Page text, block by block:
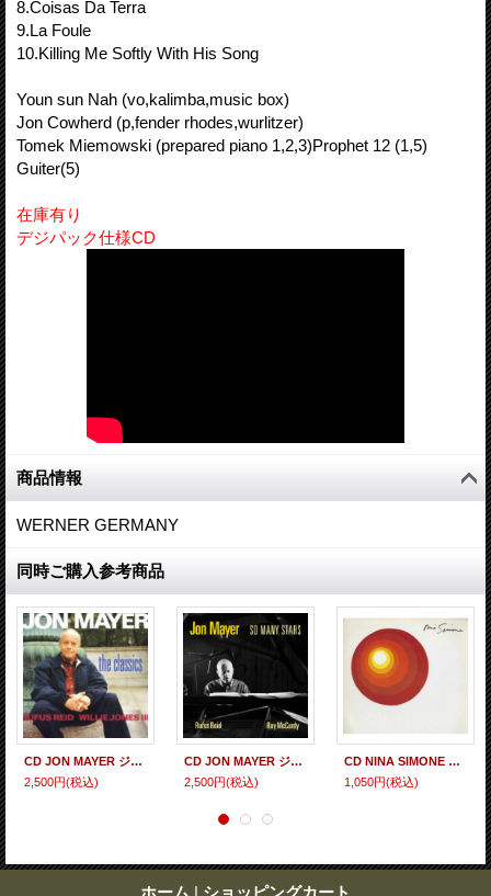
8.Coisas Da Terra
9.La Foule
10.Killing Me Softly With His Song
Youn sun Nah (vo,kalimba,music box)
Jon Cowherd (p,fender rhodes,wurlitzer)
Tomek Miemowski (prepared piano 1,2,3)Prophet 12 (1,5)
Guiter(5)
在庫有り
デジパック仕様CD
商品情報
WERNER GERMANY
同時ご購入参考商品
CD JON MAYER ジョン・メイヤー / THE CLASSICS
2,500円(税込)
CD JON MAYER ジョン・メイヤー / SO MANY STARS
2,500円(税込)
CD NINA SIMONE ニーナ・シモン / HERE COMES THE SUN ヒア・カムズ・ザ・サン
1,050円(税込)
ホーム | ショッピングカート